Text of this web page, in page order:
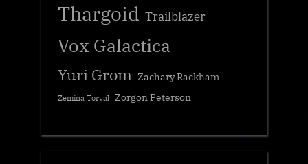
Thargoid Trailblazer
Vox Galactica
Yuri Grom Zachary Rackham
Zemina Torval Zorgon Peterson